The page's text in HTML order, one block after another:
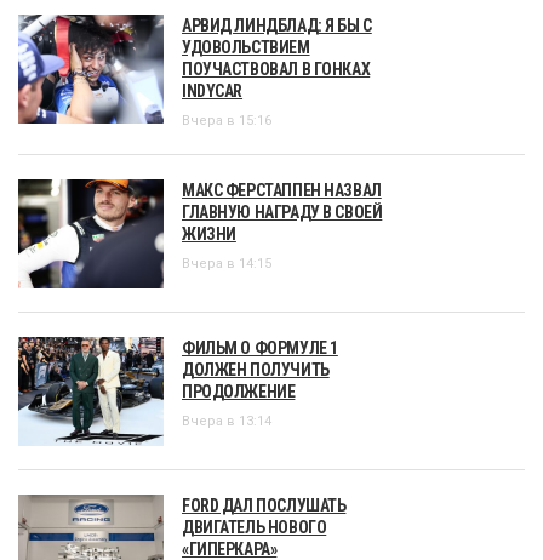
АРВИД ЛИНДБЛАД: Я БЫ С
УДОВОЛЬСТВИЕМ
ПОУЧАСТВОВАЛ В ГОНКАХ
INDYCAR
Вчера в 15:16
МАКС ФЕРСТАППЕН НАЗВАЛ
ГЛАВНУЮ НАГРАДУ В СВОЕЙ
ЖИЗНИ
Вчера в 14:15
ФИЛЬМ О ФОРМУЛЕ 1
ДОЛЖЕН ПОЛУЧИТЬ
ПРОДОЛЖЕНИЕ
Вчера в 13:14
FORD ДАЛ ПОСЛУШАТЬ
ДВИГАТЕЛЬ НОВОГО
«ГИПЕРКАРА»